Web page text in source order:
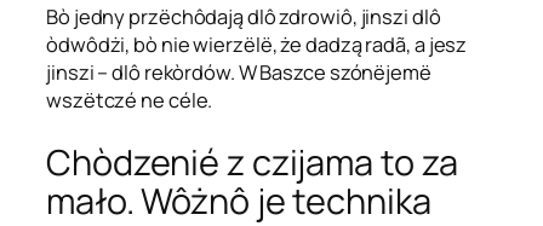
Bò jedny przëchôdają dlô zdrowiô, jinszi dlô
òdwôdżi, bò nie wierzëlë, że dadzą radã, a jesz
jinszi – dlô rekòrdów. W Baszce szónëjemë
wszëtczé ne céle.
Chòdzenié z czijama to za
mało. Wôżnô je technika